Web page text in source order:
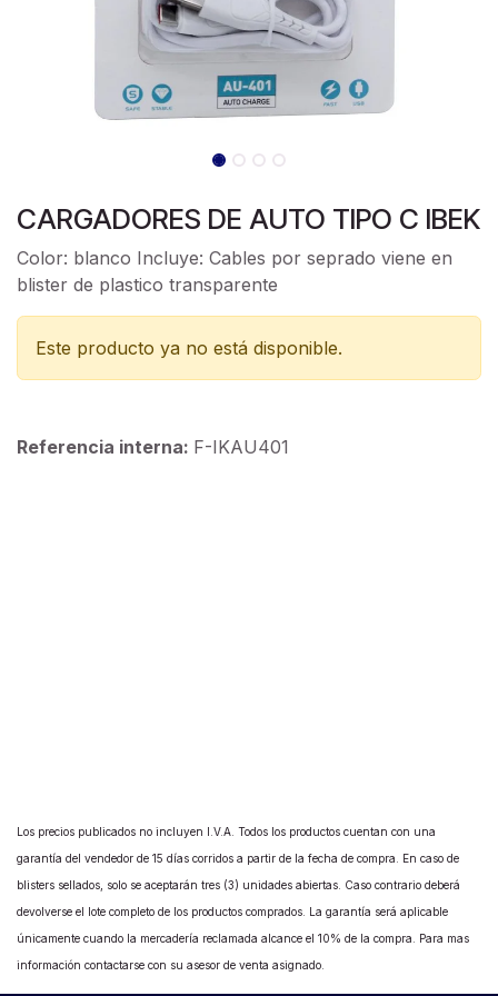
CARGADORES DE AUTO TIPO C IBEK
Color: blanco Incluye: Cables por seprado viene en
blister de plastico transparente
Este producto ya no está disponible.
Referencia interna: F-IKAU401
Los precios publicados no incluyen I.V.A. Todos los productos cuentan con una
garantía del vendedor de 15 días corridos a partir de la fecha de compra. En caso de
blisters sellados, solo se aceptarán tres (3) unidades abiertas. Caso contrario deberá
devolverse el lote completo de los productos comprados. La garantía será aplicable
únicamente cuando la mercadería reclamada alcance el 10% de la compra. Para mas
información contactarse con su asesor de venta asignado.